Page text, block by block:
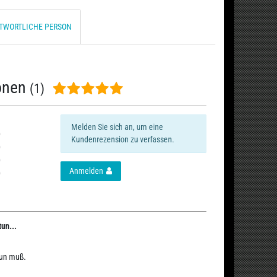
PERSON
(1)
Melden Sie sich an, um eine
Kundenrezension zu verfassen.
Anmelden
muß.